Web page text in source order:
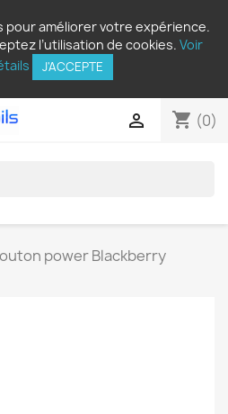
pour améliorer votre expérience.
l’utilisation de cookies. Voir
J'ACCEPTE
shopping_cart (0)

power Blackberry